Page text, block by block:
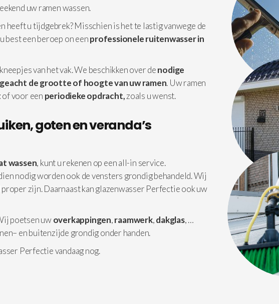
uw ramen wassen.
heeft u tijdgebrek? Misschien is het te lastig vanwege de
best een beroep on eenprofessioneleruitenwasser in
van het vak. We beschikken over denodige
de grootte of hoogte van uw ramen. Uw ramen
of voor een periodieke opdracht,zoals u wenst.
goten en veranda’s
wassen, kunt u rekenen op een all-in service.
nodig worden ook de vensters grondig behandeld. Wij
zijn. Daarnaast kan glazenwasser Perfectie ook uw
poetsen uwoverkappingen,raamwerk,dakglas, …
en buitenzijde grondig onder handen.
Perfectie vandaag nog.